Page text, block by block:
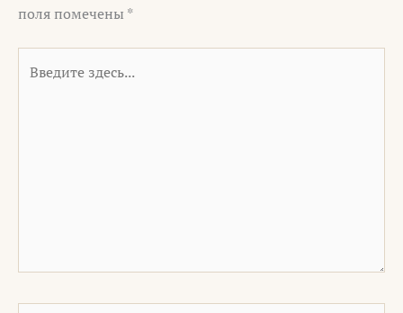
поля помечены *
здесь...